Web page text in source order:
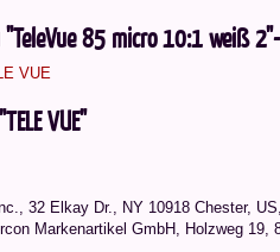
85 micro 10:1 weiß
VUE
VUE"
32 Elkay Dr., NY 10918 Chester,
Markenartikel GmbH, Holzweg